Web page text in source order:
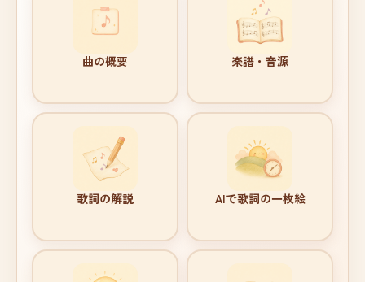
曲の概要 楽譜・音源
歌詞の解説 AIで歌詞の一枚絵